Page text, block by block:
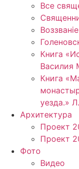
Все
Воззванiе
Книга
Василия
Книга
уезда.»
Архитектура
Проект
Проект
Фото
Видео